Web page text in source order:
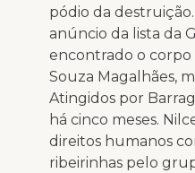
pódio da
anúncio da lista da
encontrado o corpo
Souza Magalhães,
Atingidos por
há cinco meses.
direitos humanos
ribeirinhas pelo